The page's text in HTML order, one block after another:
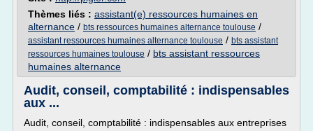
Thèmes liés : assistant(e) ressources humaines en
alternance / bts ressources humaines alternance toulouse /
assistant ressources humaines alternance toulouse / bts assistant
ressources humaines toulouse / bts assistant ressources
humaines alternance
Audit, conseil, comptabilité : indispensables
aux ...
Audit, conseil, comptabilité : indispensables aux entreprises